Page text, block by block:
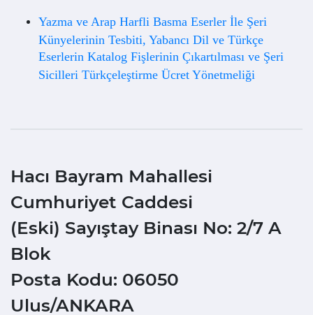
Yazma ve Arap Harfli Basma Eserler İle Şeri
Künyelerinin Tesbiti, Yabancı Dil ve Türkçe
Eserlerin Katalog Fişlerinin Çıkartılması ve Şeri
Sicilleri Türkçeleştirme Ücret Yönetmeliği
Hacı Bayram Mahallesi
Cumhuriyet Caddesi
(Eski) Sayıştay Binası No: 2/7 A
Blok
Posta Kodu: 06050
Ulus/ANKARA